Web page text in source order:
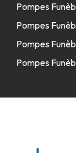
- Lannilis
Plabennec
Pompes
Pompes
Pompes
Pompes